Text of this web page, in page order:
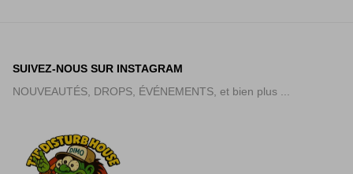
SUIVEZ-NOUS SUR INSTAGRAM
NOUVEAUTÉS, DROPS, ÉVÉNEMENTS, et bien plus ...